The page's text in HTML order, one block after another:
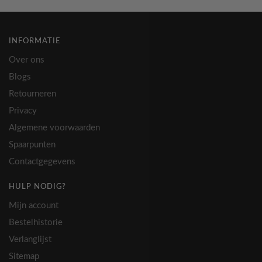
meerdere
Deze
gekozen
worden
op
de
meerdere
INFORMATIE
Over ons
Blogs
Retourneren
Privacy
Algemene voorwaarden
Spaarpunten
Contactgegevens
HULP NODIG?
Mijn account
Bestelhistorie
Verlanglijst
Sitemap